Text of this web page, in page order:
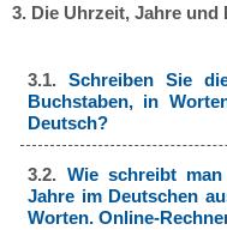
3. Die Uhrzeit, Jahre und
3.1.Schreiben Sie
Buchstaben, in
Deutsch?
3.2. Wie schreibt
Jahre im Deutschen
Worten. Online-